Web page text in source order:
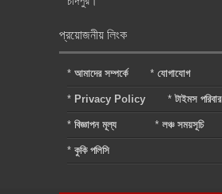
প্রয়োজনীয় লিংক
* আমাদের সম্পর্কে * যোগাযোগ
* Privacy Policy *টাইমস পরিবার
* বিজ্ঞাপন মূল্য * লঞ্চ সময়সূচি
* কুকি পলিসি